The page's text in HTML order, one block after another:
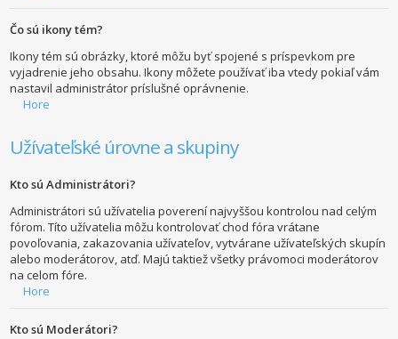
Čo sú ikony tém?
Ikony tém sú obrázky, ktoré môžu byť spojené s príspevkom pre
vyjadrenie jeho obsahu. Ikony môžete používať iba vtedy pokiaľ vám
nastavil administrátor príslušné oprávnenie.
Hore
Užívateľské úrovne a skupiny
Kto sú Administrátori?
Administrátori sú užívatelia poverení najvyššou kontrolou nad celým
fórom. Títo užívatelia môžu kontrolovať chod fóra vrátane
povoľovania, zakazovania užívateľov, vytvárane užívateľských skupín
alebo moderátorov, atď. Majú taktiež všetky právomoci moderátorov
na celom fóre.
Hore
Kto sú Moderátori?